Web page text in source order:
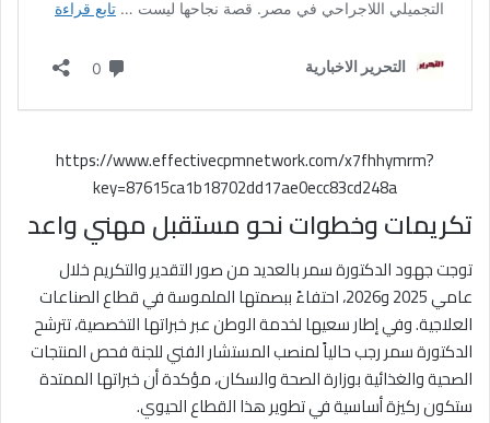
https://www.effectivecpmnetwork.com/x7fhhymrm?
key=87615ca1b18702dd17ae0ecc83cd248a
تكريمات وخطوات نحو مستقبل مهني واعد
توجت جهود الدكتورة سمر بالعديد من صور التقدير والتكريم خلال
عامي 2025 و2026، احتفاءً ببصمتها الملموسة في قطاع الصناعات
العلاجية. وفي إطار سعيها لخدمة الوطن عبر خبراتها التخصصية، تترشح
الدكتورة سمر رجب حالياً لمنصب المستشار الفني للجنة فحص المنتجات
الصحية والغذائية بوزارة الصحة والسكان، مؤكدة أن خبراتها الممتدة
ستكون ركيزة أساسية في تطوير هذا القطاع الحيوي.